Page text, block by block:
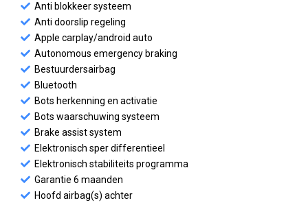
Anti blokkeer systeem
Anti doorslip regeling
Apple carplay/android auto
Autonomous emergency braking
Bestuurdersairbag
Bluetooth
Bots herkenning en activatie
Bots waarschuwing systeem
Brake assist system
Elektronisch sper differentieel
Elektronisch stabiliteits programma
Garantie 6 maanden
Hoofd airbag(s) achter